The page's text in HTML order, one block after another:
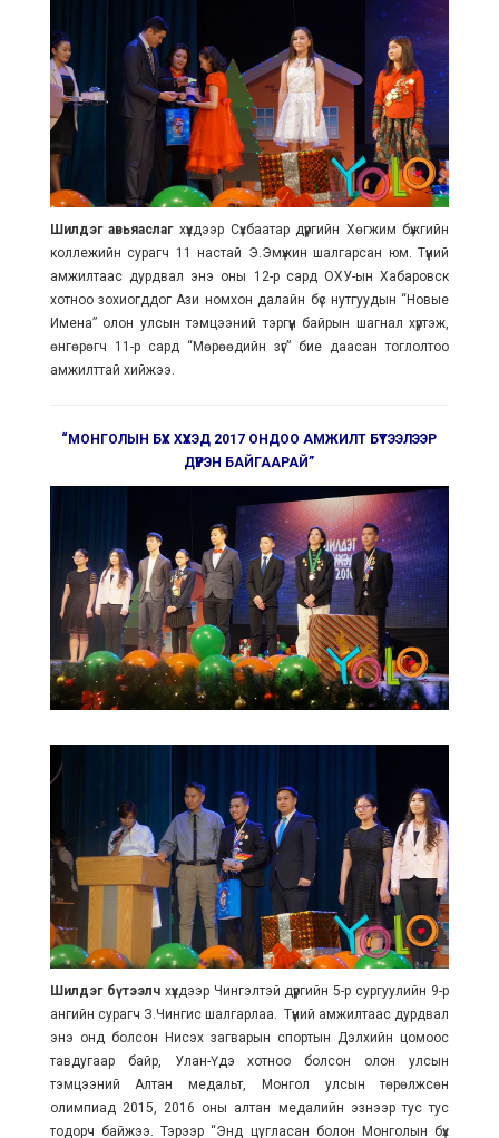
Шилдэг авьяаслагхүүхдээр Сүхбаатар дүүргийн Хөгжим бүжгийн
коллежийн сурагч 11 настай Э.Эмүжин шалгарсан юм. Түүний
амжилтаас дурдвал энэ оны 12-р сард ОХУ-ын Хабаровск
хотноо зохиогддог Ази номхон далайн бүс нутгуудын “Новые
Имена” олон улсын тэмцээний тэргүүн байрын шагнал хүртэж,
өнгөрөгч 11-р сард “Мөрөөдийн зүг” бие даасан тоглолтоо
амжилттай хийжээ.
“МОНГОЛЫН БҮХ ХҮҮХЭД 2017 ОНДОО АМЖИЛТ БҮТЭЭЛЭЭР
ДҮҮРЭН БАЙГААРАЙ”
Шилдэг бүтээлч хүүхдээр Чингэлтэй дүүргийн 5-р сургуулийн 9-р
ангийн сурагч З.Чингис шалгарлаа. Түүний амжилтаас дурдвал
энэ онд болсон Нисэх загварын спортын Дэлхийн цомоос
тавдугаар байр, Улан-Үдэ хотноо болсон олон улсын
тэмцээний Алтан медальт, Монгол улсын төрөлжсөн
олимпиад 2015, 2016 оны алтан медалийн эзнээр тус тус
тодорч байжээ. Тэрээр “Энд цугласан болон Монголын бүх